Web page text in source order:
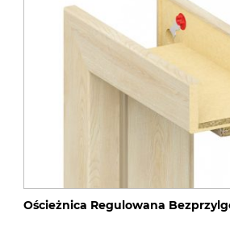
Ościeżnica Regulowana